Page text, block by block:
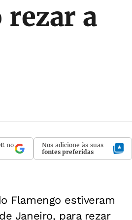
rezar a
no
Nos adicione às suas
fontes preferidas
Flamengo estiveram
Janeiro, para rezar